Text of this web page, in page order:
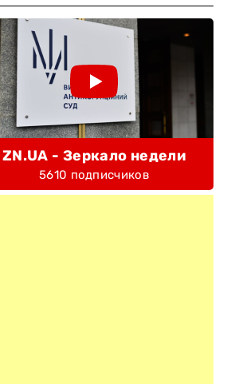
ZN.UA - Зеркало недели
5610 подписчиков